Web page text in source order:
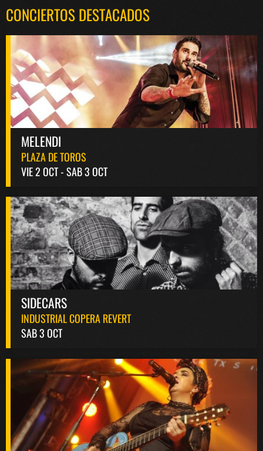
CONCIERTOS DESTACADOS
MELENDI
PLAZA DE TOROS
VIE 2 OCT - SAB 3 OCT
SIDECARS
INDUSTRIAL COPERA REVERT
SAB 3 OCT